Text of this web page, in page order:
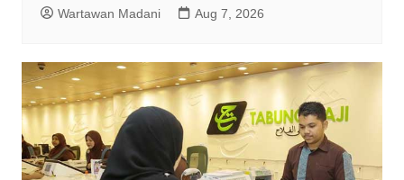
Wartawan Madani Aug 7, 2026